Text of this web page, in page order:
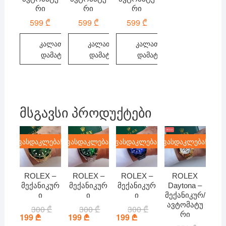
რი
599₾
კალათაში
დამატება
რი
599 ₾
კალათაში
დამატება
რი
599 ₾
კალათაში
დამატება
მსგავსი პროდუქტები
ფასდაკლება!
ROLEX –
მექანიკურ
ი
300₾Original
199₾
Current
ფასდაკლება!
ROLEX –
მექანიკურ
ი
300₾Original
199₾
Current
ფასდაკლება!
ROLEX –
მექანიკურ
ი
300₾Original
199₾
Current
ფასდაკლება!
ROLEX
Daytona –
მექანიკურ/
ავტომატუ
რი